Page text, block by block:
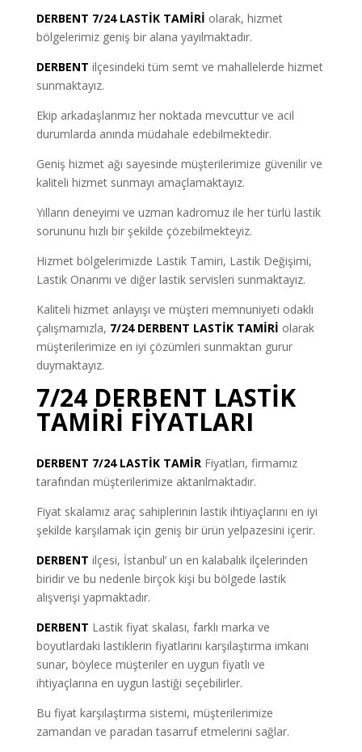
DERBENT 7/24 LASTİK TAMİRİ olarak, hizmet
bölgelerimiz geniş bir alana yayılmaktadır.
DERBENT ilçesindeki tüm semt ve mahallelerde hizmet
sunmaktayız.
Ekip arkadaşlarımız her noktada mevcuttur ve acil
durumlarda anında müdahale edebilmektedir.
Geniş hizmet ağı sayesinde müşterilerimize güvenilir ve
kaliteli hizmet sunmayı amaçlamaktayız.
Yılların deneyimi ve uzman kadromuz ile her türlü lastik
sorununu hızlı bir şekilde çözebilmekteyiz.
Hizmet bölgelerimizde Lastik Tamiri, Lastik Değişimi,
Lastik Onarımı ve diğer lastik servisleri sunmaktayız.
Kaliteli hizmet anlayışı ve müşteri memnuniyeti odaklı
çalışmamızla, 7/24 DERBENT LASTİK TAMİRİ olarak
müşterilerimize en iyi çözümleri sunmaktan gurur
duymaktayız.
7/24 DERBENT LASTİK
TAMİRİ FİYATLARI
DERBENT 7/24 LASTİK TAMİRFiyatları, firmamız
tarafından müşterilerimize aktarılmaktadır.
Fiyat skalamız araç sahiplerinin lastik ihtiyaçlarını en iyi
şekilde karşılamak için geniş bir ürün yelpazesini içerir.
DERBENT ilçesi, İstanbul’ un en kalabalık ilçelerinden
biridir ve bu nedenle birçok kişi bu bölgede lastik
alışverişi yapmaktadır.
DERBENT Lastik fiyat skalası, farklı marka ve
boyutlardaki lastiklerin fiyatlarını karşılaştırma imkanı
sunar, böylece müşteriler en uygun fiyatlı ve
ihtiyaçlarına en uygun lastiği seçebilirler.
Bu fiyat karşılaştırma sistemi, müşterilerimize
zamandan ve paradan tasarruf etmelerini sağlar.